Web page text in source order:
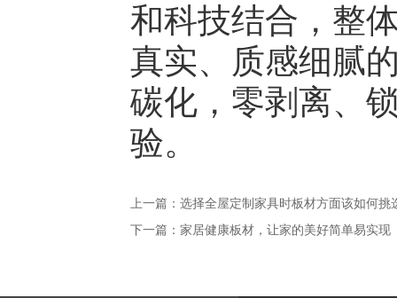
和科技结合，整
真实、质感细腻
碳化，零剥离、
验。
上一篇： 选择全屋定制家具时板材方面该如何挑
下一篇： 家居健康板材，让家的美好简单易实现